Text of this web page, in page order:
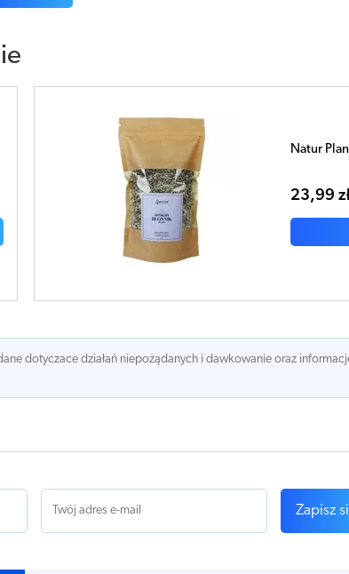
Natur
21,41 zł
dotyczace działań niepożądanych i dawkowanie oraz
Zapisz